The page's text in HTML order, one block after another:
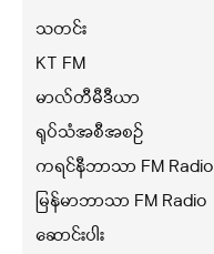
သတင်း
KT FM
မာလ်တီမီဒီယာ
ရုပ်သံအစီအစဉ်
ကရင်နီဘာသာ FM Radio
မြန်မာဘာသာ FM Radio
ဆောင်းပါး